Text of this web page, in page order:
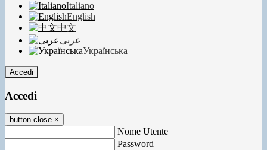
Italiano
English
中文
عربى
Українська
Accedi
Accedi
button close ×
Nome Utente
Password